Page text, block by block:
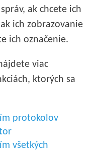
ak chcete ich
ich zobrazovanie
ich označenie.
viac
ktorých sa
protokolov
všetkých